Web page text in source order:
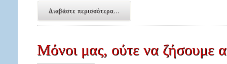
Διαβάστε περισσότερα...
Μόνοι μας, ούτε να ζήσουμε